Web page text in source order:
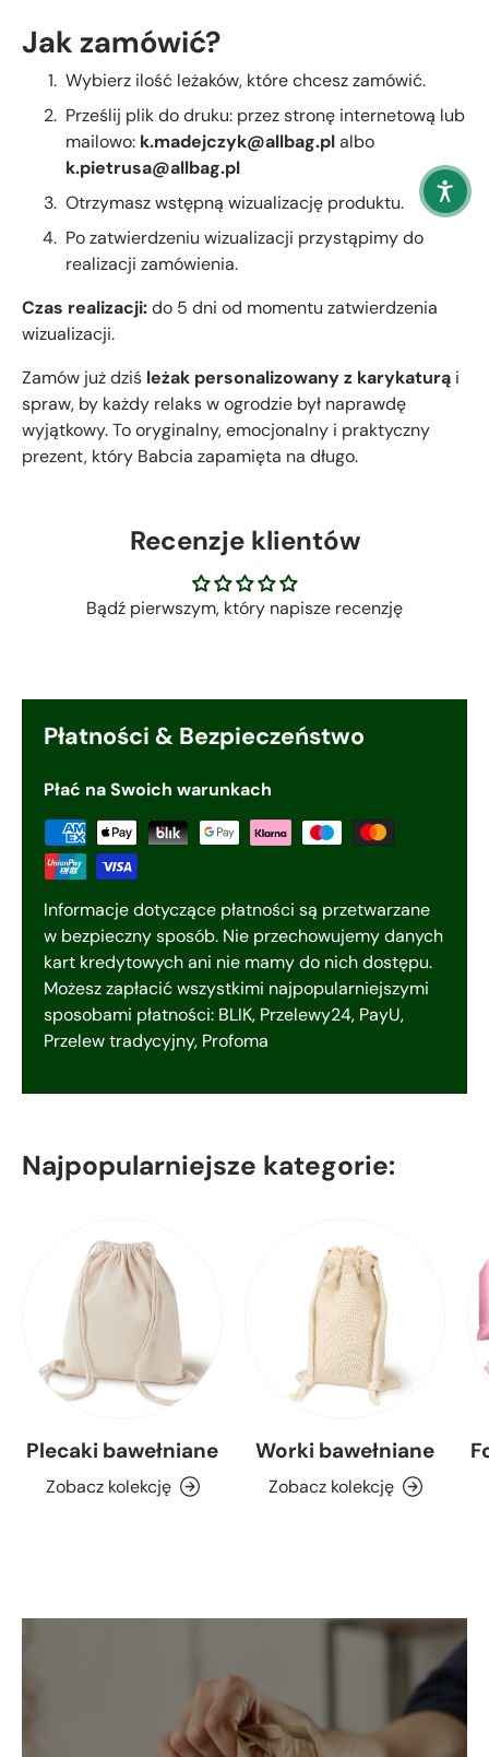
Jak zamówić?
Wybierz ilość leżaków, które chcesz zamówić.
Prześlij plik do druku: przez stronę internetową lub
mailowo: k.madejczyk@allbag.plalbo
k.pietrusa@allbag.pl
Otrzymasz wstępną wizualizację produktu.
Po zatwierdzeniu wizualizacji przystąpimy do
realizacji zamówienia.
Czas realizacji:do 5 dni od momentu zatwierdzenia
wizualizacji.
Zamów już dziś leżak personalizowany z karykaturą i
spraw, by każdy relaks w ogrodzie był naprawdę
wyjątkowy. To oryginalny, emocjonalny i praktyczny
prezent, który Babcia zapamięta na długo.
Recenzje klientów
Bądź pierwszym, który napisze recenzję
Płatności & Bezpieczeństwo
Płać na Swoich warunkach
Informacje dotyczące płatności są przetwarzane
w bezpieczny sposób. Nie przechowujemy danych
kart kredytowych ani nie mamy do nich dostępu.
Możesz zapłacić wszystkimi najpopularniejszymi
sposobami płatności: BLIK, Przelewy24, PayU,
Przelew tradycyjny, Profoma
Najpopularniejsze kategorie:
Plecaki bawełniane
Zobacz kolekcję
Worki bawełniane
Zobacz kolekcję